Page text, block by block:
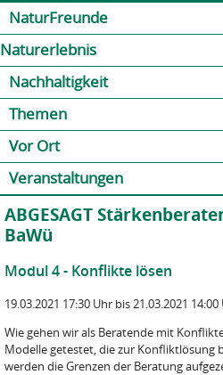
NaturFreunde
Naturerlebnis
Nachhaltigkeit
Themen
Vor Ort
Veranstaltungen
ABGESAGT
BaWü
Modul 4 - Konflikte lösen
19.03.2021 17:30 Uhr bis 21.03.2021 14:00
Wie gehen wir als Beratende mit
Modelle getestet, die zur Konfliktlösung
werden die Grenzen der Beratung